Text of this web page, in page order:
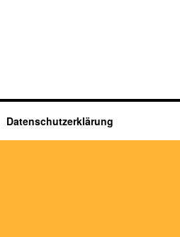
Datenschutzerklärung